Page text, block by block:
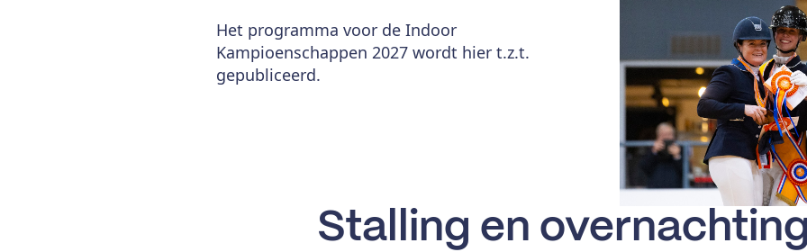
Het programma voor de Indoor
Kampioenschappen 2027 wordt hier t.z.t.
gepubliceerd.
Stalling en